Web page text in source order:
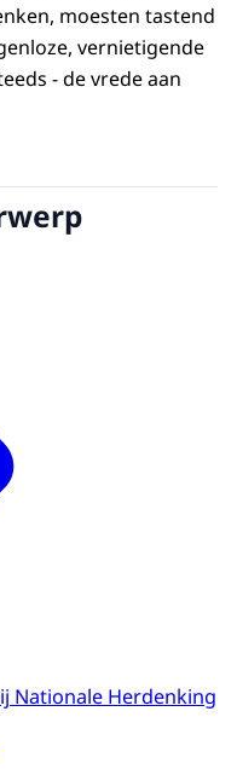
moesten tastend
vernietigende
- de vrede aan
Nationale Herdenking